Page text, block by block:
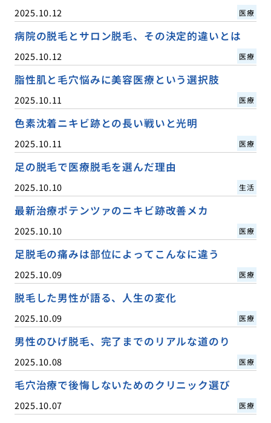
2025.10.12 医療
病院の脱毛とサロン脱毛、その決定的違いとは
2025.10.12 医療
脂性肌と毛穴悩みに美容医療という選択肢
2025.10.11 医療
色素沈着ニキビ跡との長い戦いと光明
2025.10.11 医療
足の脱毛で医療脱毛を選んだ理由
2025.10.10 生活
最新治療ポテンツァのニキビ跡改善メカ
2025.10.10 医療
足脱毛の痛みは部位によってこんなに違う
2025.10.09 医療
脱毛した男性が語る、人生の変化
2025.10.09 医療
男性のひげ脱毛、完了までのリアルな道のり
2025.10.08 医療
毛穴治療で後悔しないためのクリニック選び
2025.10.07 医療